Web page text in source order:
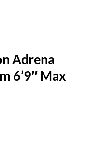
Adrena
6’9″ Max